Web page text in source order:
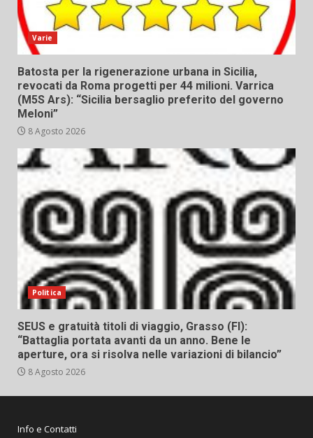
Varie
Batosta per la rigenerazione urbana in Sicilia,
revocati da Roma progetti per 44 milioni. Varrica
(M5S Ars): “Sicilia bersaglio preferito del governo
Meloni”
8 Agosto 2026
Politica
SEUS e gratuità titoli di viaggio, Grasso (FI):
“Battaglia portata avanti da un anno. Bene le
aperture, ora si risolva nelle variazioni di bilancio”
8 Agosto 2026
Info e Contatti